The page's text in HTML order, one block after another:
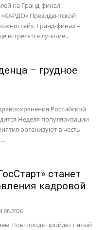
на Гранд-финал
Президентской
Гранд-финал –
встретятся лучшие...
– грудное
Российской
Неделя популяризации
организуют в честь
станет
кадровой
Новгороде пройдёт пятый